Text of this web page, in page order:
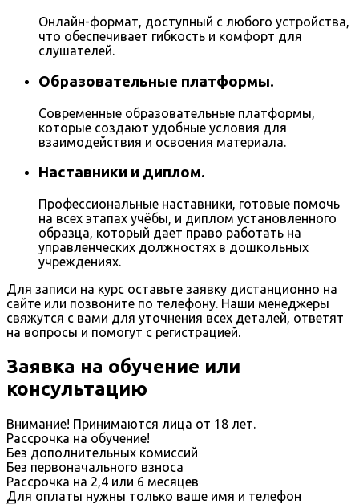
Онлайн-формат, доступный с любого устройства,
что обеспечивает гибкость и комфорт для
слушателей.
Образовательные платформы.
Современные образовательные платформы,
которые создают удобные условия для
взаимодействия и освоения материала.
Наставники и диплом.
Профессиональные наставники, готовые помочь
на всех этапах учёбы, и диплом установленного
образца, который дает право работать на
управленческих должностях в дошкольных
учреждениях.
Для записи на курс оставьте заявку дистанционно на
сайте или позвоните по телефону. Наши менеджеры
свяжутся с вами для уточнения всех деталей, ответят
на вопросы и помогут с регистрацией.
Заявка на обучение или
консультацию
Внимание! Принимаются лица от 18 лет.
Рассрочка на обучение!
Без дополнительных комиссий
Без первоначального взноса
Рассрочка на 2,4 или 6 месяцев
Для оплаты нужны только ваше имя и телефон